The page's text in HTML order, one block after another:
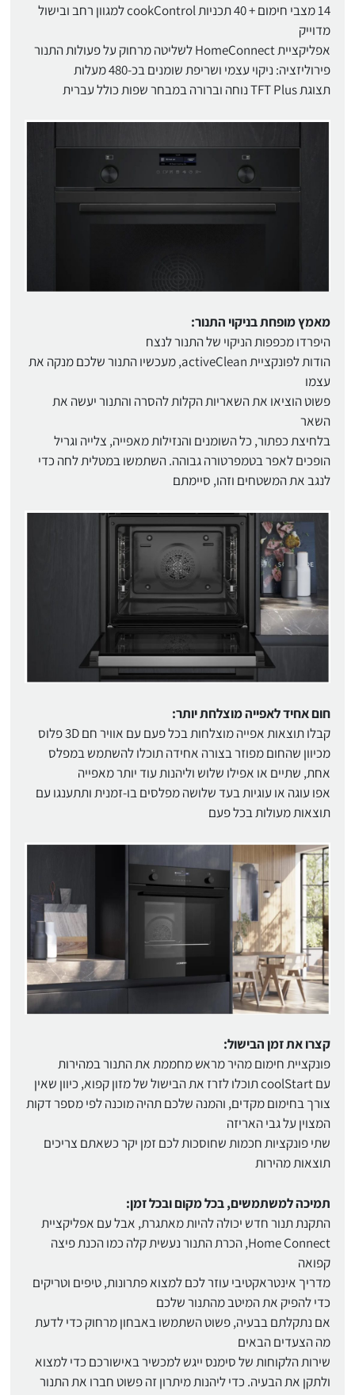
14 מצבי חימום + 40 תכניות cookControl למגוון רחב ובישול
מדוייק
אפליקציית HomeConnect לשליטה מרחוק על פעולות התנור
פירוליזציה: ניקוי עצמי ושריפת שומנים בכ-480 מעלות
תצוגת TFT Plus נוחה וברורה במבחר שפות כולל עברית
מאמץ מופחת בניקוי התנור:
היפרדו מכפפות הניקוי של התנור לנצח
הודות לפונקציית activeClean, מעכשיו התנור שלכם מנקה את
עצמו
פשוט הוציאו את השאריות הקלות להסרה והתנור יעשה את
השאר
בלחיצת כפתור, כל השומנים והנזילות מאפייה, צלייה וגריל
הופכים לאפר בטמפרטורה גבוהה. השתמשו במטלית לחה כדי
לנגב את המשטחים וזהו, סיימתם
חום אחיד לאפייה מוצלחת יותר:
קבלו תוצאות אפייה מוצלחות בכל פעם עם אוויר חם 3D פלוס
מכיוון שהחום מפוזר בצורה אחידה תוכלו להשתמש במפלס
אחת, שתיים או אפילו שלוש וליהנות עוד יותר מאפייה
אפו עוגה או עוגיות בעד שלושה מפלסים בו‑זמנית ותתענגו עם
תוצאות מעולות בכל פעם
קצרו את זמן הבישול:
פונקציית חימום מהיר מראש מחממת את התנור במהירות
עם coolStart תוכלו לזרז את הבישול של מזון קפוא, כיוון שאין
צורך בחימום מקדים, והמנה שלכם תהיה מוכנה לפי מספר דקות
המצוין על גבי האריזה
שתי פונקציות חכמות שחוסכות לכם זמן יקר כשאתם צריכים
תוצאות מהירות
תמיכה למשתמשים, בכל מקום ובכל זמן:
התקנת תנור חדש יכולה להיות מאתגרת, אבל עם אפליקציית
Home Connect, הכרת התנור נעשית קלה כמו הכנת פיצה
קפואה
מדריך אינטראקטיבי עוזר לכם למצוא פתרונות, טיפים וטריקים
כדי להפיק את המיטב מהתנור שלכם
אם נתקלתם בבעיה, פשוט השתמשו באבחון מרחוק כדי לדעת
מה הצעדים הבאים
שירות הלקוחות של סימנס ייגש למכשיר באישורכם כדי למצוא
ולתקן את הבעיה. כדי ליהנות מיתרון זה פשוט חברו את התנור